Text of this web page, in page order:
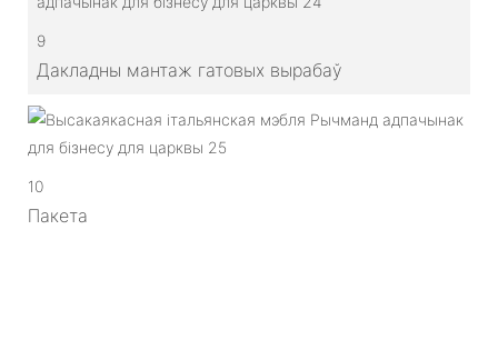
9
Дакладны мантаж гатовых вырабаў
10
Пакета